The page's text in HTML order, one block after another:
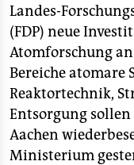
veranstaltungen
shop
fragen & hilfe
unterstützen
abo
Landes-
(FDP) neue
Atomforschung
Bereiche atomare
Reaktortechnik,
Entsorgung sollen
Aachen
Ministerium